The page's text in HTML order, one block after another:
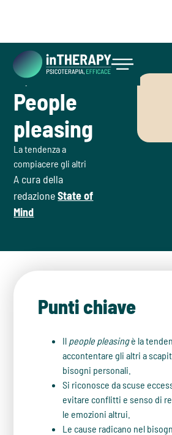
Inizia ora
July 8, 2026
People
pleasing
La tendenza a
compiacere gli altri
A cura della
redazioneState of
Mind
Punti chiave
Il people pleasingè la
accontentare gli altri a
bisogni personali.
Si riconosce da scuse
evitare conflitti e senso di
le emozioni altrui.
Le cause radicano nel